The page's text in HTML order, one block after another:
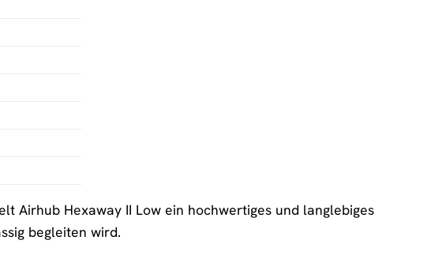
Airhub Hexaway II Low ein hochwertiges und langlebiges
begleiten wird.